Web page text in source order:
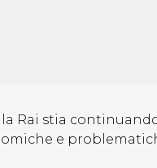
Rai stia
e